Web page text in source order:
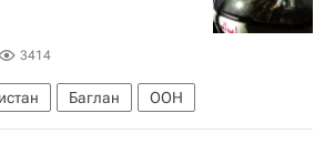
3414
Баглан ООН